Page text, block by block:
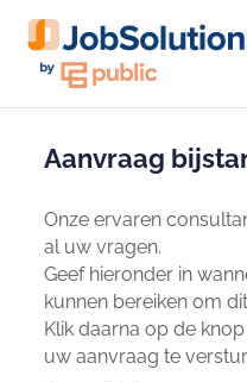
Aanvraag
Onze ervaren
al uw vragen.
Geef hieronder in
kunnen bereiken om
Klik daarna op de
uw aanvraag te